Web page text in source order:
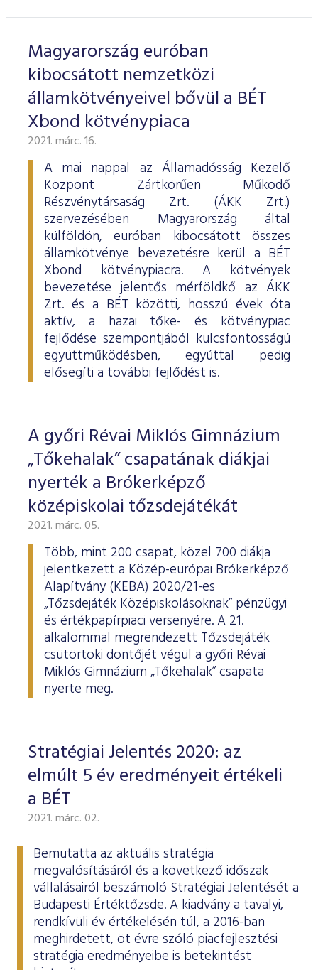
Magyarország euróban
kibocsátott nemzetközi
államkötvényeivel bővül a BÉT
Xbond kötvénypiaca
2021. márc. 16.
A mai nappal az Államadósság Kezelő
Központ Zártkörűen Működő
Részvénytársaság Zrt. (ÁKK Zrt.)
szervezésében Magyarország által
külföldön, euróban kibocsátott összes
államkötvénye bevezetésre kerül a BÉT
Xbond kötvénypiacra. A kötvények
bevezetése jelentős mérföldkő az ÁKK
Zrt. és a BÉT közötti, hosszú évek óta
aktív, a hazai tőke- és kötvénypiac
fejlődése szempontjából kulcsfontosságú
együttműködésben, egyúttal pedig
elősegíti a további fejlődést is.
A győri Révai Miklós Gimnázium
„Tőkehalak” csapatának diákjai
nyerték a Brókerképző
középiskolai tőzsdejátékát
2021. márc. 05.
Több, mint 200 csapat, közel 700 diákja
jelentkezett a Közép-európai Brókerképző
Alapítvány (KEBA) 2020/21-es
„Tőzsdejáték Középiskolásoknak” pénzügyi
és értékpapírpiaci versenyére. A 21.
alkalommal megrendezett Tőzsdejáték
csütörtöki döntőjét végül a győri Révai
Miklós Gimnázium „Tőkehalak” csapata
nyerte meg.
Stratégiai Jelentés 2020: az
elmúlt 5 év eredményeit értékeli
a BÉT
2021. márc. 02.
Bemutatta az aktuális stratégia
megvalósításáról és a következő időszak
vállalásairól beszámoló Stratégiai Jelentését a
Budapesti Értéktőzsde. A kiadvány a tavalyi,
rendkívüli év értékelésén túl, a 2016-ban
meghirdetett, öt évre szóló piacfejlesztési
stratégia eredményeibe is betekintést